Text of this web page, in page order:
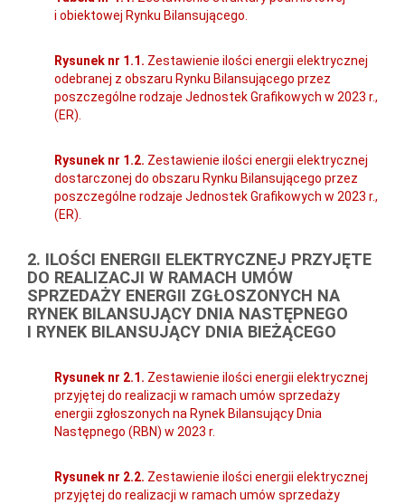
i obiektowej Rynku Bilansującego.
Rysunek nr 1.1. Zestawienie ilości energii elektrycznej
odebranej z obszaru Rynku Bilansującego przez
poszczególne rodzaje Jednostek Grafikowych w 2023 r.,
(ER).
Rysunek nr 1.2. Zestawienie ilości energii elektrycznej
dostarczonej do obszaru Rynku Bilansującego przez
poszczególne rodzaje Jednostek Grafikowych w 2023 r.,
(ER).
2. ILOŚCI ENERGII ELEKTRYCZNEJ PRZYJĘTE
DO REALIZACJI W RAMACH UMÓW
SPRZEDAŻY ENERGII ZGŁOSZONYCH NA
RYNEK BILANSUJĄCY DNIA NASTĘPNEGO
I RYNEK BILANSUJĄCY DNIA BIEŻĄCEGO
Rysunek nr 2.1. Zestawienie ilości energii elektrycznej
przyjętej do realizacji w ramach umów sprzedaży
energii zgłoszonych na Rynek Bilansujący Dnia
Następnego (RBN) w 2023 r.
Rysunek nr 2.2. Zestawienie ilości energii elektrycznej
przyjętej do realizacji w ramach umów sprzedaży